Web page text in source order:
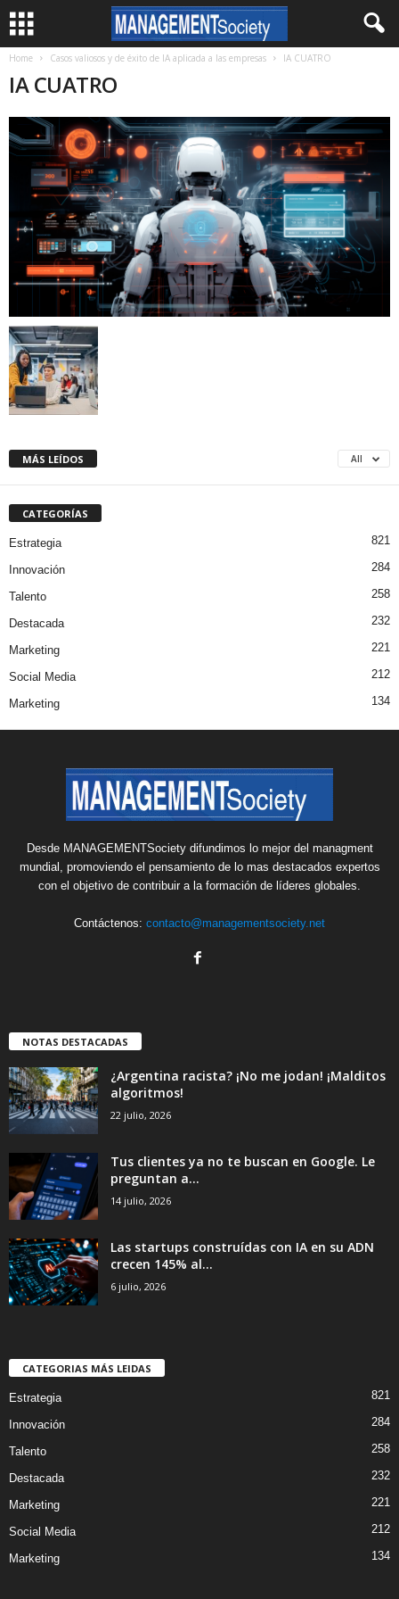
Home Casos valiosos y de éxito de IA aplicada a las empresas IA CUATRO
IA CUATRO
MÁS LEÍDOS All
CATEGORÍAS
Estrategia 821
Innovación 284
Talento 258
Destacada 232
Marketing 221
Social Media 212
Marketing 134
Desde MANAGEMENTSociety difundimos lo mejor del managment
mundial, promoviendo el pensamiento de lo mas destacados expertos
con el objetivo de contribuir a la formación de líderes globales.
Contáctenos: contacto@managementsociety.net
NOTAS DESTACADAS
¿Argentina racista? ¡No me jodan! ¡Malditos
algoritmos!
22 julio, 2026
Tus clientes ya no te buscan en Google. Le
preguntan a...
14 julio, 2026
Las startups construídas con IA en su ADN
crecen 145% al...
6 julio, 2026
CATEGORIAS MÁS LEIDAS
Estrategia 821
Innovación 284
Talento 258
Destacada 232
Marketing 221
Social Media 212
Marketing 134